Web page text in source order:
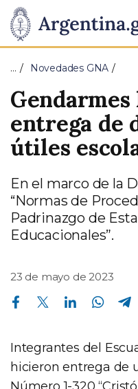
Presidencia
de
la
Nación
Pasar al contenido
… Novedades GNA
entrega de
útiles
En el marco de la
“Normas de
Padrinazgo de
Educacionales”.
23 de mayo de 2023
Compartir en Facebook Compartir en Twitter Compartir en Linkedin Compartir en Whatsapp
Integrantes del
hicieron entrega de